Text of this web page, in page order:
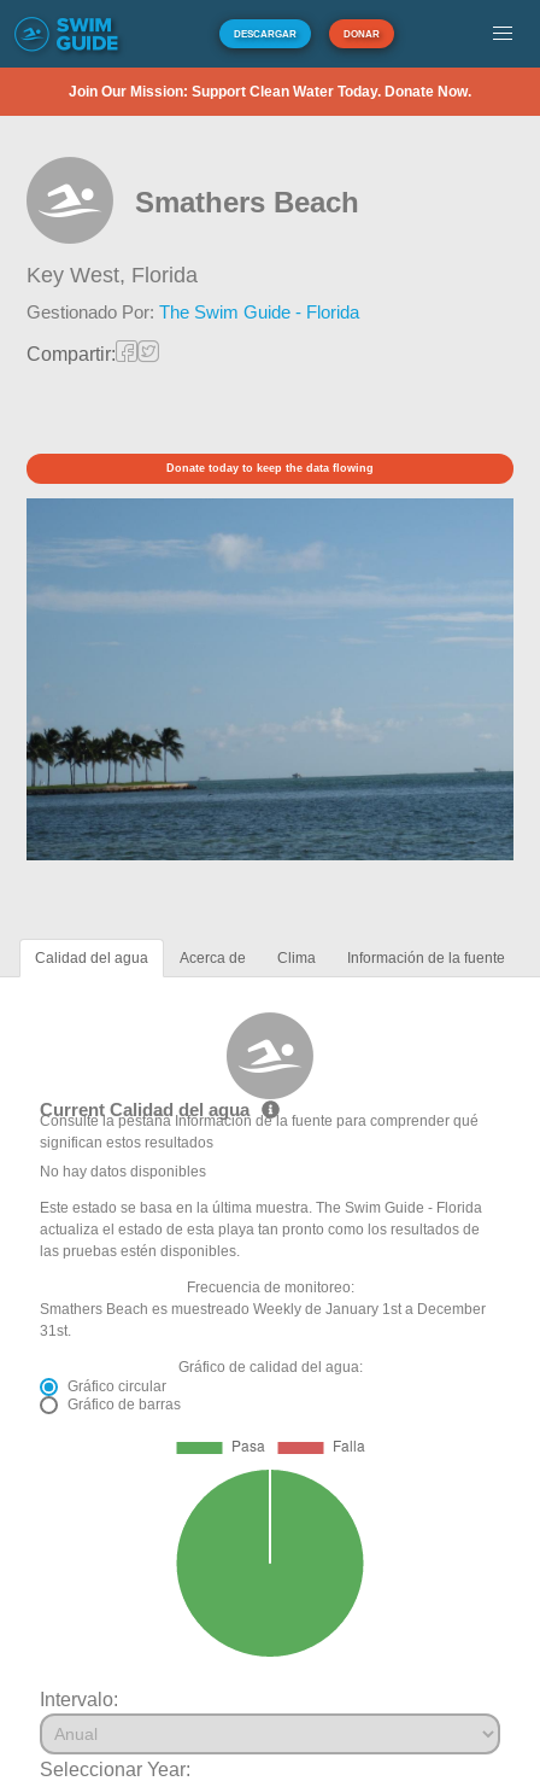
DESCARGAR DONAR
Join Our Mission: Support Clean Water Today. Donate Now.
Smathers Beach
Key West, Florida
Gestionado Por:The Swim Guide - Florida
Compartir:
Donate today to keep the data flowing
Calidad del agua Acerca de Clima Información de la fuente
Current Calidad del agua
Consulte la pestaña Información de la fuente para comprender qué
significan estos resultados
No hay datos disponibles
Este estado se basa en la última muestra. The Swim Guide - Florida
actualiza el estado de esta playa tan pronto como los resultados de
las pruebas estén disponibles.
Frecuencia de monitoreo:
Smathers Beach es muestreado Weekly de January 1st a December
31st.
Gráfico de calidad del agua:
Gráfico circular
Gráfico de barras
Intervalo:
Seleccionar Year: